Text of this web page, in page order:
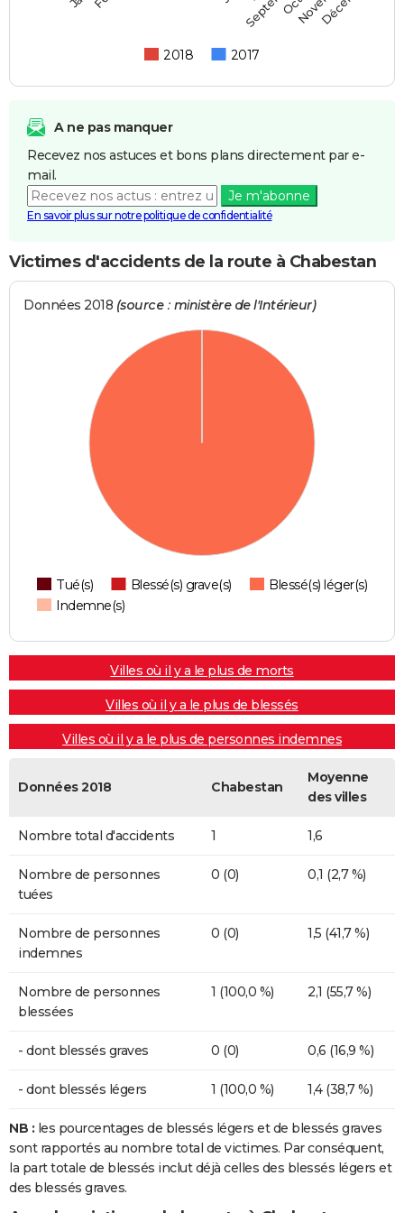
2018 2017
A ne pas manquer
Recevez nos astuces et bons plans directement par e-
mail.
Je m'abonne
En savoir plus sur notre politique de confidentialité
Victimes d'accidents de la route à Chabestan
Données 2018 (source : ministère de l'Intérieur)
Tué(s) Blessé(s) grave(s)
Blessé(s) léger(s)
Indemne(s)
Villes où il y a le plus de morts
Villes où il y a le plus de blessés
Villes où il y a le plus de personnes indemnes
Données 2018 Chabestan
Moyenne
des villes
Nombre total d'accidents 1 1,6
Nombre de personnes
tuées
0 (0) 0,1 (2,7 %)
Nombre de personnes
indemnes
0 (0) 1,5 (41,7 %)
Nombre de personnes
blessées
1 (100,0 %) 2,1 (55,7 %)
- dont blessés graves 0 (0) 0,6 (16,9 %)
- dont blessés légers 1 (100,0 %) 1,4 (38,7 %)
NB : les pourcentages de blessés légers et de blessés graves
sont rapportés au nombre total de victimes. Par conséquent,
la part totale de blessés inclut déjà celles des blessés légers et
des blessés graves.